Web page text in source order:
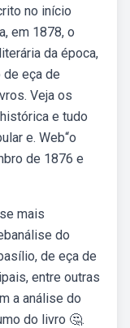
no início
em 1878, o
da época,
eça de
Veja os
e tudo
e. Web“o
de 1876 e
mais
do
de eça de
entre outras
a análise do
do livro 🤔.